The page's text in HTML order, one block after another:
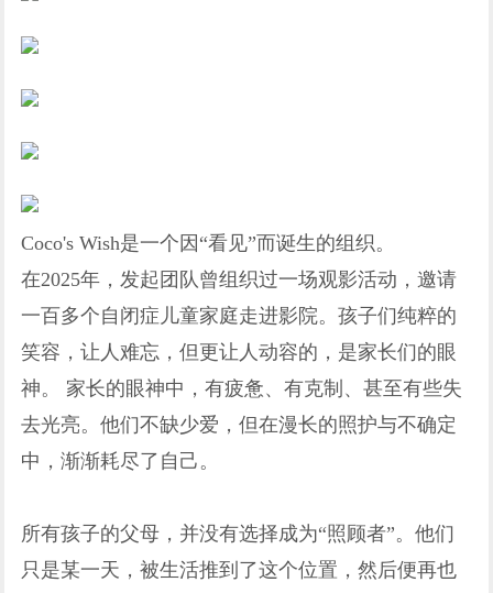
Coco's Wish是一个因“看见”而诞生的组织。
在2025年，发起团队曾组织过一场观影活动，邀请
一百多个自闭症儿童家庭走进影院。孩子们纯粹的
笑容，让人难忘，但更让人动容的，是家长们的眼
神。 家长的眼神中，有疲惫、有克制、甚至有些失
去光亮。他们不缺少爱，但在漫长的照护与不确定
中，渐渐耗尽了自己。
所有孩子的父母，并没有选择成为“照顾者”。他们
只是某一天，被生活推到了这个位置，然后便再也